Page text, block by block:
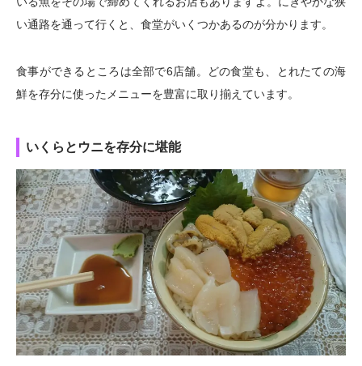
い通路を通って行くと、食堂がいくつかあるのが分かります。
食事ができるところは全部で6店舗。どの食堂も、とれたての海
鮮を存分に使ったメニューを豊富に取り揃えています。
いくらとウニを存分に堪能